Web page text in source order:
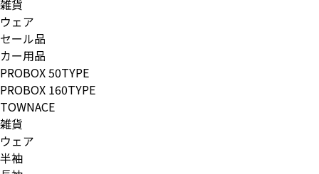
雑貨
ウェア
セール品
カー用品
PROBOX 50TYPE
PROBOX 160TYPE
TOWNACE
雑貨
ウェア
半袖